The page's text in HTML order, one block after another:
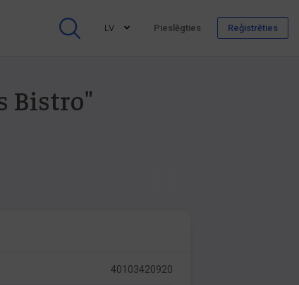
LV Pieslēgties Reģistrēties
Bistro"
40103420920